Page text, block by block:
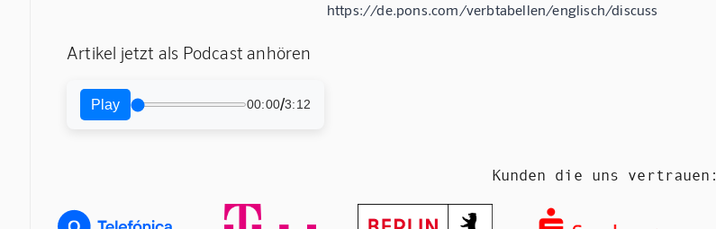
https://de.pons.com/verbtabellen/englisch/discuss
Artikel jetzt als Podcast anhören
Play 00:00/3:12
Kunden die uns vertrauen: